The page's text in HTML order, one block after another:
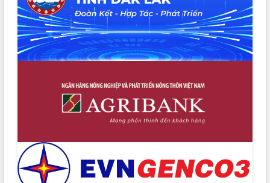
án cao tốc và thăm khu tái định cư tại
Đắk Lắk
Sôi nổi Hội đua ngựa truyền thống Gò
Thì Thùng mừng Xuân Bính Ngọ 2026
Lãnh đạo tỉnh dâng hương tưởng niệm
Ngành nông nghiệp phấn đấu tăng
trưởng đạt 5,86% trong năm 2026
UBND tỉnh Đắk Lắk triển khai công tác
quốc phòng, quân sự địa phương năm
Đắk Lắk tập trung toàn lực khắc phục
tồn tại IUU, sẵn sàng làm việc với
Đoàn thanh tra EC